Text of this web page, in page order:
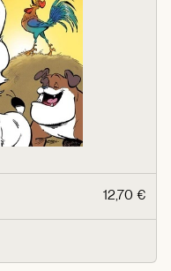
12,70 €